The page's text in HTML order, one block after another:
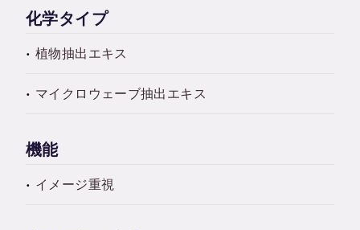
化学タイプ
植物抽出エキス
マイクロウェーブ抽出エキス
機能
イメージ重視